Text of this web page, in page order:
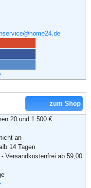
zum Shop
20 und 1.500 €
an
14 Tagen
Versandkostenfrei ab 59,00